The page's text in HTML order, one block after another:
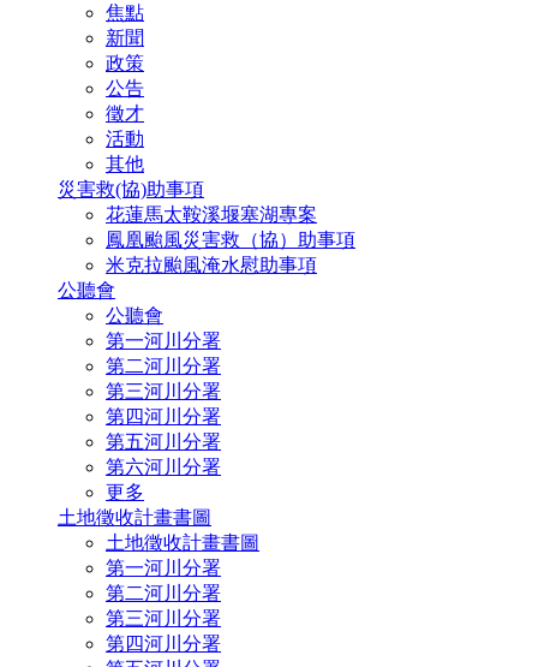
焦點
新聞
政策
公告
徵才
活動
其他
災害救(協)助事項
花蓮馬太鞍溪堰塞湖專案
鳳凰颱風災害救（協）助事項
米克拉颱風淹水慰助事項
公聽會
公聽會
第一河川分署
第二河川分署
第三河川分署
第四河川分署
第五河川分署
第六河川分署
更多
土地徵收計畫書圖
土地徵收計畫書圖
第一河川分署
第二河川分署
第三河川分署
第四河川分署